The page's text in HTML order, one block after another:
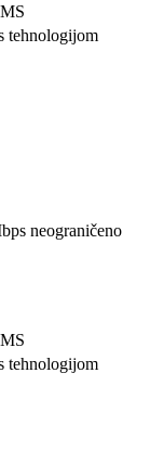
tehnologijom
neograničeno
tehnologijom